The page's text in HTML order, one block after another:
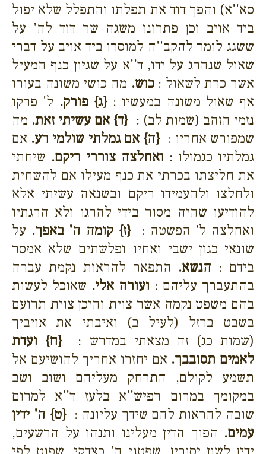
סא''א) והפך דוד את תפלתו והתפלל שלא יפול
ביד אויב וכן פתרונו משגה שר דוד לה' על
ששגג לומר להקב''ה למוסרו ביד אויב על דברי
שאול שנהרג על ידו, ד''א על שגיון כנף המעיל
אשר כרת לשאול :כוש. מה כושי משונה בעורו
אף שאול משונה במעשיו :{ג} פורק. ל' פרקו
נזמי הזהב (שמות לב) : {ד} אם עשיתי זאת. מה
שמפורש אחריו : {ה} אם גמלתי שולמי רע. אם
גמלתיו כגמולו : ואחלצה צוררי ריקם. שיחתי
את חליצתו בכרתי את כנף מעילו אם להשחית
ולחלצו ולהעמידו ריקם ובשנאה עשיתי אלא
להודיעו שהיה מסור בידי להרגו ולא הרגתיו
ואחלצה ל' הפשטה :{ז} קומה ה' באפך. על
שונאי כגון ישבי ואחיו ופלשתים שלא אמסר
בידם : הנשא. התפאר להראות נקמת עברה
בהתעברך עליהם : ועורה אלי. שאוכל לעשות
בהם משפט נקמה אשר צוית והיכן צוית תרועם
בשבט ברזל (לעיל ב) ואיבתי את אויביך
(שמות כג) זה מצאתי במדרש : {ח} ועדת
לאמים תסובבך. אם יחזרו אחריך להושיעם אל
תשמע לקולם, התרחק מעליהם ושוב ושב
במקומך במרום רפיש''א בלעז ד''א למרום
שובה להראות להם שידך עליונה :{ט} ה' ידין
עמים. הפוך הדין מעלינו ותנהו על הרשעים,